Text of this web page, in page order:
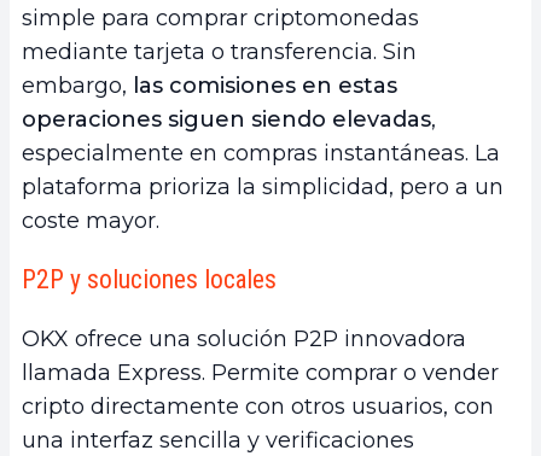
simple para comprar criptomonedas
mediante tarjeta o transferencia. Sin
embargo, las comisiones en estas
operaciones siguen siendo elevadas,
especialmente en compras instantáneas. La
plataforma prioriza la simplicidad, pero a un
coste mayor.
P2P y soluciones locales
OKX ofrece una solución P2P innovadora
llamada Express. Permite comprar o vender
cripto directamente con otros usuarios, con
una interfaz sencilla y verificaciones